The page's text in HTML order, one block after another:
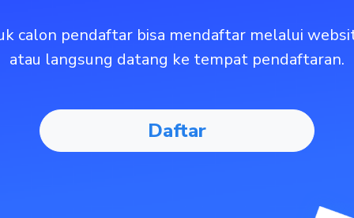
calon pendaftar bisa mendaftar melalui
atau langsung datang ke tempat pendaftaran.
Daftar